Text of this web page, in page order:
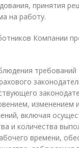
принятия
на работу.
Компании
требований
изменением
включая
и количества
времени,